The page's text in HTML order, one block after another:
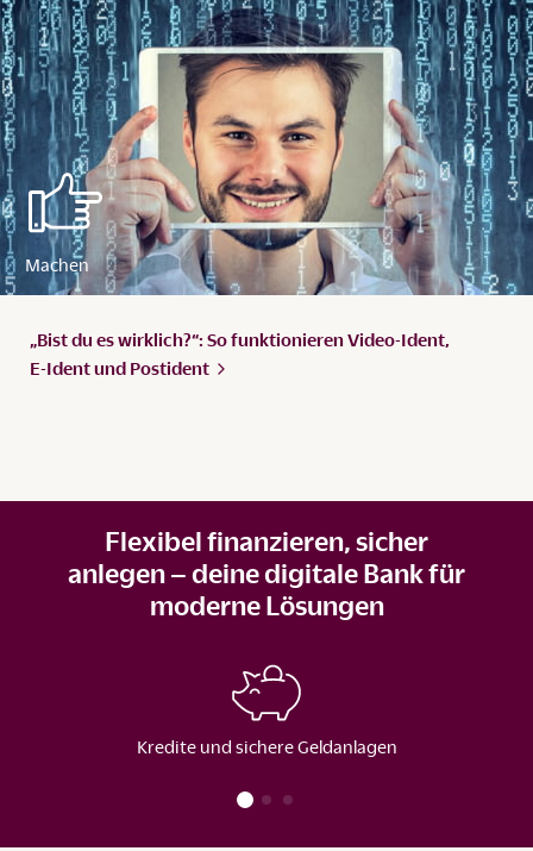
„Bist du es wirklich?“: So funktionieren Video-Ident,
E-Ident und Postident
Flexibel finanzieren, sicher
anlegen – deine digitale Bank für
moderne Lösungen
Kredite und sichere Geldanlagen